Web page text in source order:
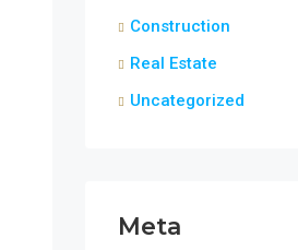
Construction
Real Estate
Uncategorized
Meta